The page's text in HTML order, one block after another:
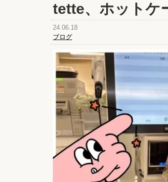
tette、ホットケ
24.06.18
ブログ